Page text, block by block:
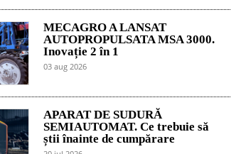
MECAGRO A LANSAT
AUTOPROPULSATA MSA 3000.
Inovație 2 în 1
03 aug 2026
APARAT DE SUDURĂ
SEMIAUTOMAT. Ce trebuie să
știi înainte de cumpărare